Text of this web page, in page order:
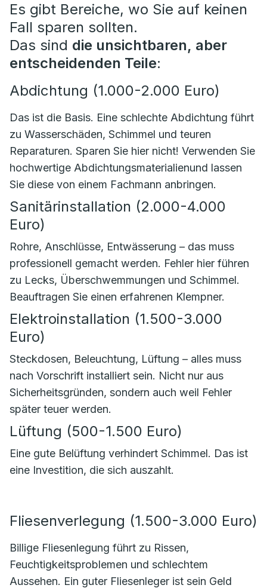
Es gibt Bereiche, wo Sie auf keinen
Fall sparen sollten.
Das sind die unsichtbaren, aber
entscheidenden Teile:
Abdichtung (1.000-2.000 Euro)
Das ist die Basis. Eine schlechte Abdichtung führt
zu Wasserschäden, Schimmel und teuren
Reparaturen. Sparen Sie hier nicht! Verwenden Sie
hochwertige Abdichtungsmaterialienund lassen
Sie diese von einem Fachmann anbringen.
Sanitärinstallation (2.000-4.000
Euro)
Rohre, Anschlüsse, Entwässerung – das muss
professionell gemacht werden. Fehler hier führen
zu Lecks, Überschwemmungen und Schimmel.
Beauftragen Sie einen erfahrenen Klempner.
Elektroinstallation (1.500-3.000
Euro)
Steckdosen, Beleuchtung, Lüftung – alles muss
nach Vorschrift installiert sein. Nicht nur aus
Sicherheitsgründen, sondern auch weil Fehler
später teuer werden.
Lüftung (500-1.500 Euro)
Eine gute Belüftung verhindert Schimmel. Das ist
eine Investition, die sich auszahlt.
Fliesenverlegung (1.500-3.000 Euro)
Billige Fliesenlegung führt zu Rissen,
Feuchtigkeitsproblemen und schlechtem
Aussehen. Ein guter Fliesenleger ist sein Geld